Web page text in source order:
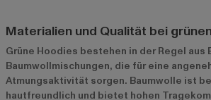
Materialien und Qualität bei
Grüne Hoodies bestehen in der Regel aus
Baumwollmischungen, die für eine
Atmungsaktivität sorgen. Baumwolle ist
hautfreundlich und bietet hohen